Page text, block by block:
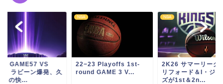
GAME57 VS
ラビーン爆発、久
りの快...
NBA
22−23 Playoffs 1st-
round GAME 3 V...
NBA
2K26 サマーリー
リフォード＆I・ジ
ズが1st＆2n...